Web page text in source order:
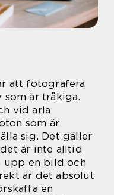
att fotografera
som är tråkiga.
vid arla
som är
sig. Det gäller
är inte alltid
upp en bild och
är det absolut
en